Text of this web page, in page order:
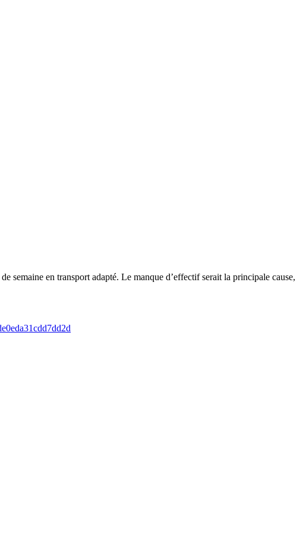
semaine en transport adapté. Le manque d’effectif serait la principale cause,